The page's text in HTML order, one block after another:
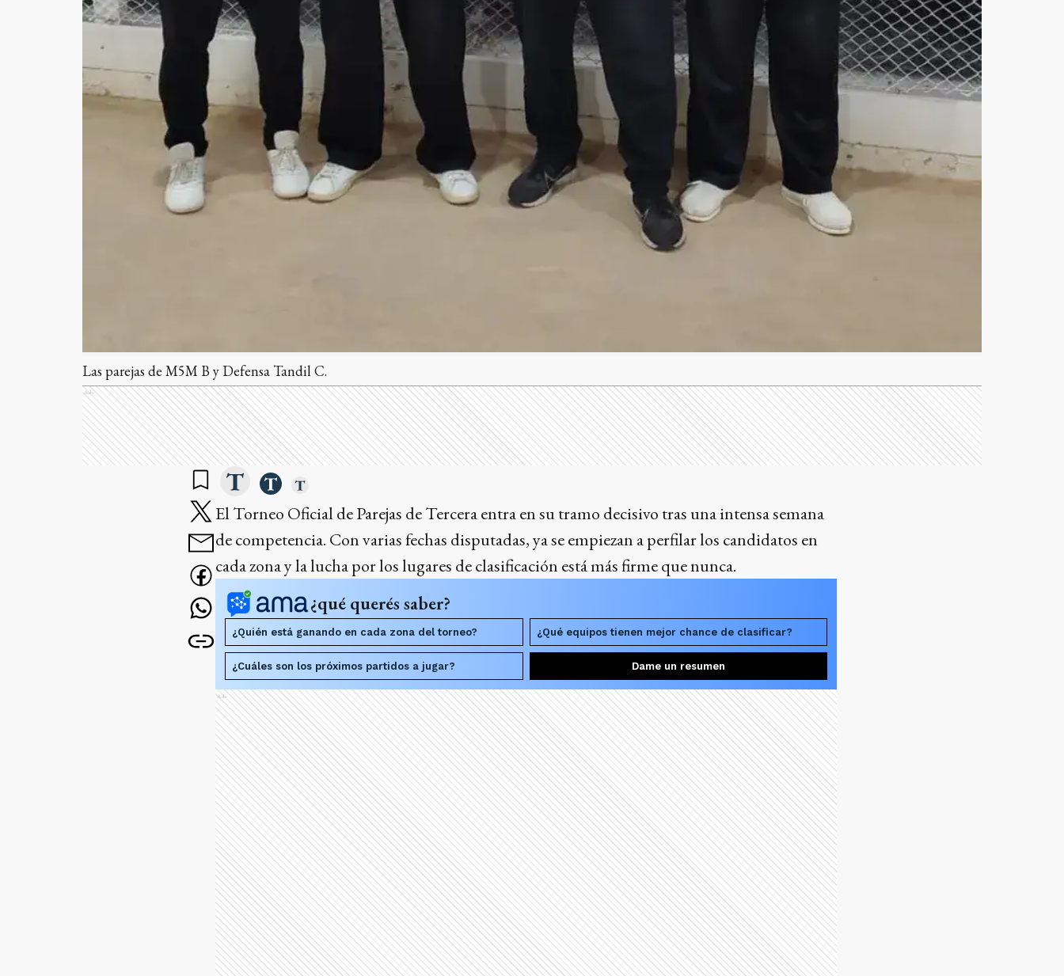
Las parejas de M5M B y Defensa Tandil C.
Ads
El Torneo Oficial de Parejas de Tercera entra en su tramo decisivo tras una intensa semana
de competencia. Con varias fechas disputadas, ya se empiezan a perfilar los candidatos en
cada zona y la lucha por los lugares de clasificación está más firme que nunca.
¿qué querés saber?
¿Quién está ganando en cada zona del torneo? ¿Qué equipos tienen mejor chance de clasificar?
¿Cuáles son los próximos partidos a jugar? Dame un resumen
Ads